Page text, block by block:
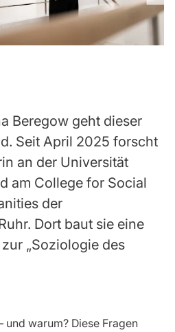
Beregow geht dieser
Seit April 2025 forscht
an der Universität
am College for Social
der
Dort baut sie eine
„Soziologie des
und warum? Diese Fragen